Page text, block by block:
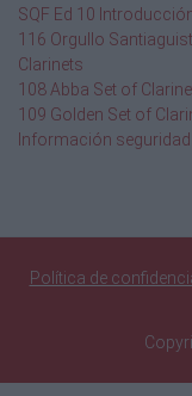
SQF Ed 10
116 Orgullo
Clarinets
108 Abba Set of
109 Golden Set of
Información
Política de